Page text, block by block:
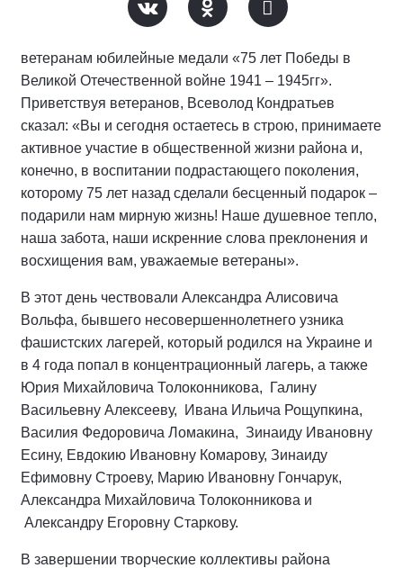
ветеранам юбилейные медали «75 лет Победы в
Великой Отечественной войне 1941 – 1945гг».
Приветствуя ветеранов, Всеволод Кондратьев
сказал: «Вы и сегодня остаетесь в строю, принимаете
активное участие в общественной жизни района и,
конечно, в воспитании подрастающего поколения,
которому 75 лет назад сделали бесценный подарок –
подарили нам мирную жизнь! Наше душевное тепло,
наша забота, наши искренние слова преклонения и
восхищения вам, уважаемые ветераны».
В этот день чествовали Александра Алисовича
Вольфа, бывшего несовершеннолетнего узника
фашистских лагерей, который родился на Украине и
в 4 года попал в концентрационный лагерь, а также
Юрия Михайловича Толоконникова, Галину
Васильевну Алексееву, Ивана Ильича Рощупкина,
Василия Федоровича Ломакина, Зинаиду Ивановну
Есину, Евдокию Ивановну Комарову, Зинаиду
Ефимовну Строеву, Марию Ивановну Гончарук,
Александра Михайловича Толоконникова и
Александру Егоровну Старкову.
В завершении творческие коллективы района